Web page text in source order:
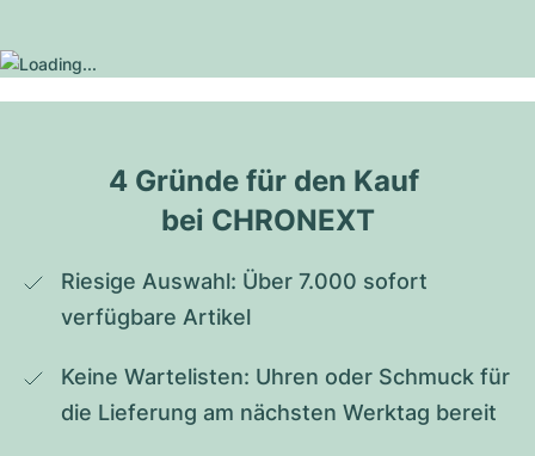
4 Gründe für den Kauf
bei CHRONEXT
Riesige Auswahl: Über 7.000 sofort
verfügbare Artikel
Keine Wartelisten: Uhren oder Schmuck für
die Lieferung am nächsten Werktag bereit